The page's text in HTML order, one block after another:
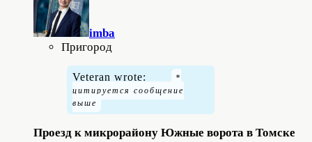
imba
Пригород
Veteran wrote:
Проезд к микрорайону Южные ворота в Томске